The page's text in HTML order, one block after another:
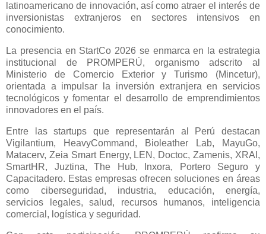
latinoamericano de innovación, así como atraer el interés de
inversionistas extranjeros en sectores intensivos en
conocimiento.
La presencia en StartCo 2026 se enmarca en la estrategia
institucional de PROMPERÚ, organismo adscrito al
Ministerio de Comercio Exterior y Turismo (Mincetur),
orientada a impulsar la inversión extranjera en servicios
tecnológicos y fomentar el desarrollo de emprendimientos
innovadores en el país.
Entre las startups que representarán al Perú destacan
Vigilantium, HeavyCommand, Bioleather Lab, MayuGo,
Matacerv, Zeia Smart Energy, LEN, Doctoc, Zamenis, XRAI,
SmartHR, Juztina, The Hub, Inxora, Portero Seguro y
Capacitadero. Estas empresas ofrecen soluciones en áreas
como ciberseguridad, industria, educación, energía,
servicios legales, salud, recursos humanos, inteligencia
comercial, logística y seguridad.